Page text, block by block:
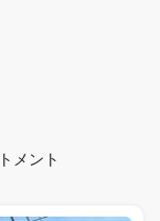
メント